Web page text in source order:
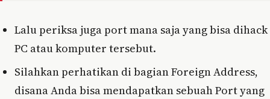
Lalu periksa juga port mana saja yang bisa dihack
PC atau komputer tersebut.
Silahkan perhatikan di bagian Foreign Address,
disana Anda bisa mendapatkan sebuah Port yang